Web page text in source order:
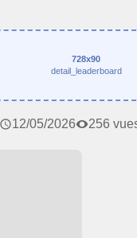
728x90
detail_leaderboard
12/05/2026 256